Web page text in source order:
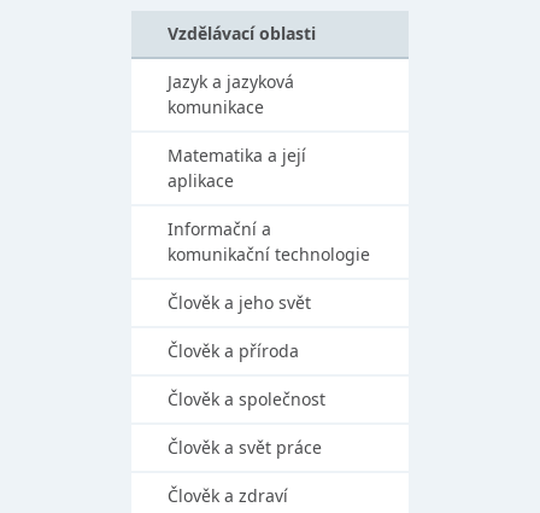
Vzdělávací oblasti
Jazyk a jazyková
komunikace
Matematika a její
aplikace
Informační a
komunikační technologie
Člověk a jeho svět
Člověk a příroda
Člověk a společnost
Člověk a svět práce
Člověk a zdraví